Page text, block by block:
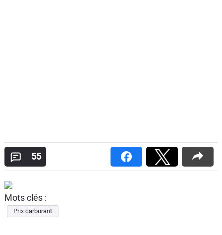
55
Mots clés :
Prix carburant